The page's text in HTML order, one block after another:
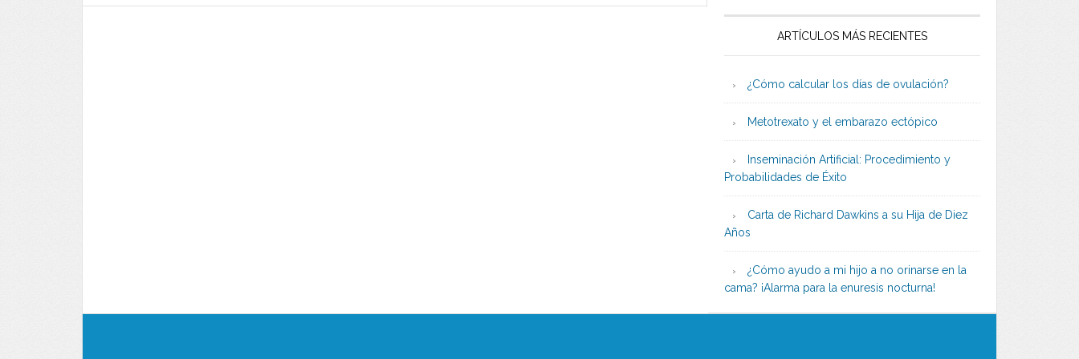
ARTÍCULOS MÁS RECIENTES
¿Cómo calcular los días de ovulación?
Metotrexato y el embarazo ectópico
Inseminación Artificial: Procedimiento y
Probabilidades de Éxito
Carta de Richard Dawkins a su Hija de Diez
Años
¿Cómo ayudo a mi hijo a no orinarse en la
cama? ¡Alarma para la enuresis nocturna!